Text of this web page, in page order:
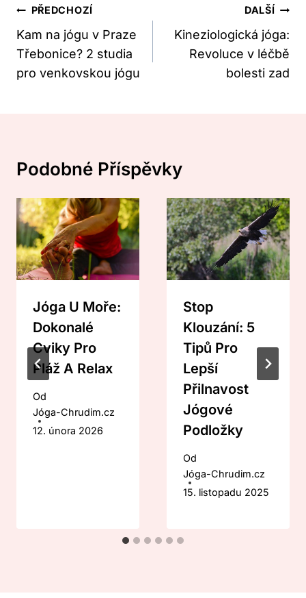
Navigace
Pro
Příspěvek
PŘEDCHOZÍ
Kam na jógu v Praze
Třebonice? 2 studia
pro venkovskou jógu
DALŠÍ
Kineziologická jóga:
Revoluce v léčbě
bolesti zad
Podobné Příspěvky
Jóga U Moře:
Dokonalé
Cviky Pro
Pláž A Relax
Od
Jóga-Chrudim.cz
12. února 2026
Stop
Klouzání: 5
Tipů Pro
Lepší
Přilnavost
Jógové
Podložky
Od
Jóga-Chrudim.cz
15. listopadu 2025